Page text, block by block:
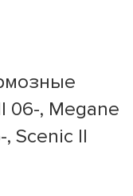
06-, Megane
Scenic II